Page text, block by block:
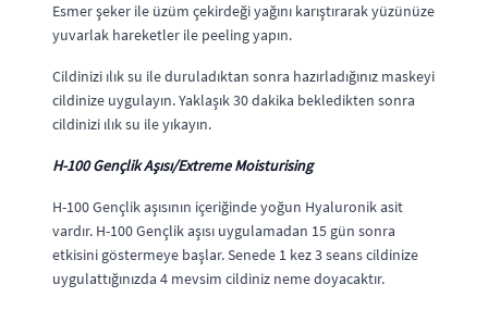
Esmer şeker ile üzüm çekirdeği yağını karıştırarak yüzünüze
yuvarlak hareketler ile peeling yapın.
Cildinizi ılık su ile duruladıktan sonra hazırladığınız maskeyi
cildinize uygulayın. Yaklaşık 30 dakika bekledikten sonra
cildinizi ılık su ile yıkayın.
H-100 Gençlik Aşısı/Extreme Moisturising
H-100 Gençlik aşısının içeriğinde yoğun Hyaluronik asit
vardır. H-100 Gençlik aşısı uygulamadan 15 gün sonra
etkisini göstermeye başlar. Senede 1 kez 3 seans cildinize
uygulattığınızda 4 mevsim cildiniz neme doyacaktır.